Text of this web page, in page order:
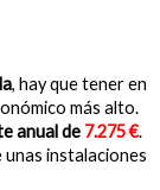
, hay que tener en
más alto.
anual de 7.275 €.
instalaciones